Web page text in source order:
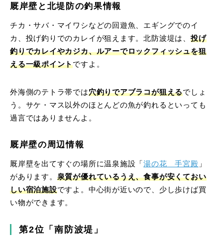
厩岸壁と北堤防の釣果情報
チカ・サバ・マイワシなどの回遊魚、エギングでのイ
カ、投げ釣りでのカレイが狙えます。北防波堤は、 投げ
釣りでカレイやカジカ、ルアーでロックフィッシュを狙
える一級ポイントですよ。
外海側のテトラ帯では穴釣りでアブラコが狙えるでしょ
う。サケ・マス以外のほとんどの魚が釣れるといっても
過言ではありませんよ。
厩岸壁の周辺情報
厩岸壁を出てすぐの場所に温泉施設「湯の花 手宮殿 」
があります。 泉質が優れているうえ、食事が安くておい
しい宿泊施設ですよ。中心街が近いので、少し歩けば買
い物ができます。
第2位「南防波堤」